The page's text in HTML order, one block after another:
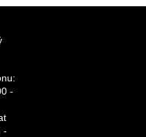
-
-